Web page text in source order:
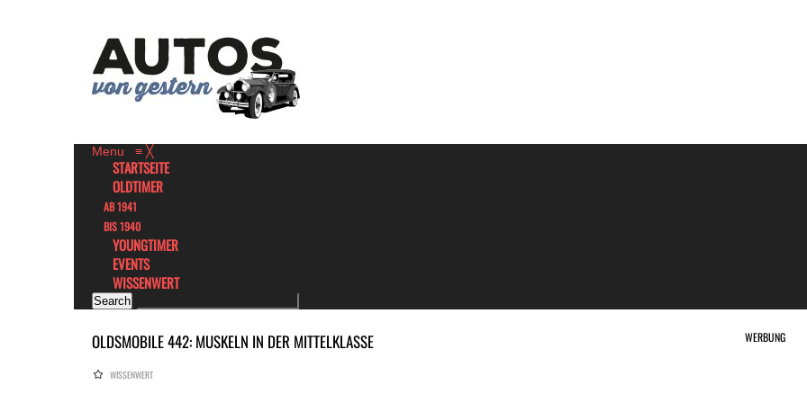
Menu ≡ ╳
STARTSEITE
OLDTIMER
AB 1941
BIS 1940
YOUNGTIMER
EVENTS
WISSENWERT
OLDSMOBILE 442: MUSKELN IN DER MITTELKLASSE WERBUNG
WISSENWERT